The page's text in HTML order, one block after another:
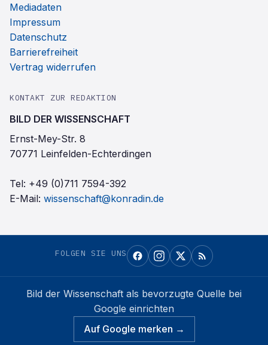
Mediadaten
Impressum
Datenschutz
Barrierefreiheit
Vertrag widerrufen
KONTAKT ZUR REDAKTION
BILD DER WISSENSCHAFT
Ernst-Mey-Str. 8
70771 Leinfelden-Echterdingen
Tel: +49 (0)711 7594-392
E-Mail: wissenschaft@konradin.de
FOLGEN SIE UNS
Bild der Wissenschaft als bevorzugte Quelle bei
Google einrichten
Auf Google merken →